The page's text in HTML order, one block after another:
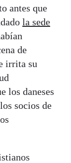
antes que
la sede
de
irrita su
los daneses
socios de